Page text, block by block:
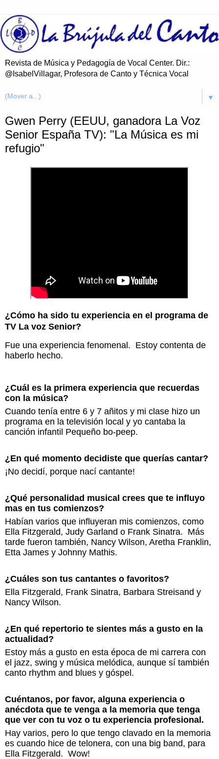
Revista de Música y Pedagogía de Vocal Center. Dir.:
@IsabelVillagar, Profesora de Canto y Técnica Vocal
▼
Gwen Perry (EEUU, ganadora La Voz
Senior España TV): "La Música es mi
refugio"
¿Cómo ha sido tu experiencia en el programa de
TV La voz Senior?
Fue una experiencia fenomenal. Estoy contenta de
haberlo hecho.
¿Cuál es la primera experiencia que recuerdas
con la música?
Cuando tenía entre 6 y 7 añitos y mi clase hizo un
programa en la televisión local y yo cantaba la
canción infantil Pequeño bo-peep.
¿En qué momento decidiste que querías cantar?
¡No decidí, porque nací cantante!
¿Qué personalidad musical crees que te influyo
mas en tus comienzos?
Habían varios que influyeran mis comienzos, como
Ella Fitzgerald, Judy Garland o Frank Sinatra. Más
tarde fueron también, Nancy Wilson, Aretha Franklin,
Etta James y Johnny Mathis.
¿Cuáles son tus cantantes o favoritos?
Ella Fitzgerald, Frank Sinatra, Barbara Streisand y
Nancy Wilson.
¿En qué repertorio te sientes más a gusto en la
actualidad?
Estoy más a gusto en esta época de mi carrera con
el jazz, swing y música melódica, aunque sí también
canto rhythm and blues y góspel.
Cuéntanos, por favor, alguna experiencia o
anécdota que te venga a la memoria que tenga
que ver con tu voz o tu experiencia profesional.
Hay varios, pero lo que tengo clavado en la memoria
es cuando hice de telonera, con una big band, para
Ella Fitzgerald. Wow!